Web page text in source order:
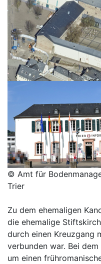
© Amt für
Trier
Zu dem ehemaligen
die ehemalige
durch einen Kreuzgang
verbunden war. Bei
um einen